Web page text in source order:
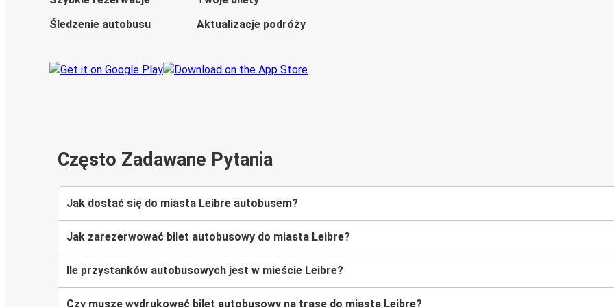
Śledzenie autobusu
Aktualizacje podróży
Często Zadawane Pytania
Jak dostać się do miasta Leibre autobusem?
Jak zarezerwować bilet autobusowy do miasta Leibre?
Ile przystanków autobusowych jest w mieście Leibre?
Czy muszę wydrukować bilet autobusowy na trasę do miasta Leibre?